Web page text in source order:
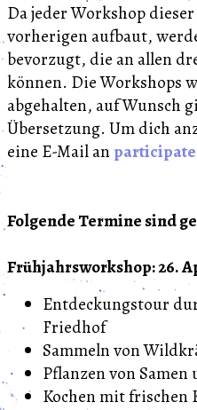
Da jeder Workshop
vorherigen aufbaut,
bevorzugt, die an allen
können. Die Workshops
abgehalten, auf Wunsch
Übersetzung. Um dich
eine E-Mail an
Folgende Termine sind
Frühjahrsworkshop: 26.
Entdeckungstour
Friedhof
Sammeln von
Pflanzen von
Kochen mit frischen